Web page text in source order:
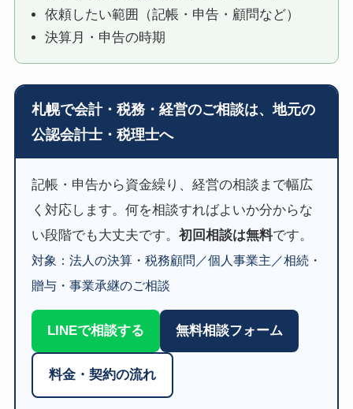
依頼したい範囲（記帳・申告・顧問など）
決算月・申告の時期
札幌で会計・税務・経営のご相談は、地元の
公認会計士・税理士へ
記帳・申告から資金繰り、経営の相談まで幅広
く対応します。何を相談すればよいか分からな
い段階でも大丈夫です。 初回相談は無料です。
対象：法人の決算・税務顧問／個人事業主／相続・
贈与・事業承継のご相談
LINEで相談する 無料相談フォーム
料金・契約の流れ